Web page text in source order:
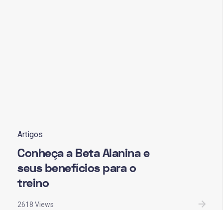
Artigos
Conheça a Beta Alanina e
seus benefícios para o
treino
2618 Views